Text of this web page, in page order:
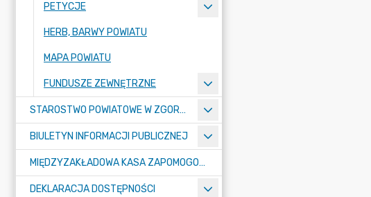
PETYCJE
HERB, BARWY POWIATU
MAPA POWIATU
FUNDUSZE ZEWNĘTRZNE
STAROSTWO POWIATOWE W ZGORZELCU
BIULETYN INFORMACJI PUBLICZNEJ
MIĘDZYZAKŁADOWA KASA ZAPOMOGOWO-POŻYCZKOWA
DEKLARACJA DOSTĘPNOŚCI